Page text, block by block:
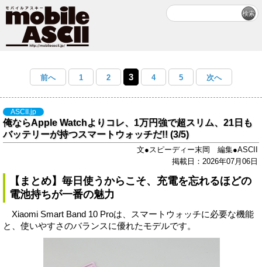
前へ 1 2 3 4 5 次へ
ASCII.jp
俺ならApple Watchよりコレ、1万円強で超スリム、21日も
バッテリーが持つスマートウォッチだ!! (3/5)
文●スピーディー末岡 編集●ASCII
掲載日：2026年07月06日
【まとめ】毎日使うからこそ、充電を忘れるほどの
電池持ちが一番の魅力
Xiaomi Smart Band 10 Proは、スマートウォッチに必要な機能
と、使いやすさのバランスに優れたモデルです。